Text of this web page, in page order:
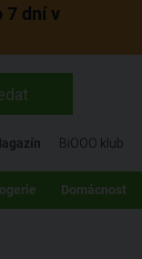
7 dní v
BiOOO klub
Domácnost